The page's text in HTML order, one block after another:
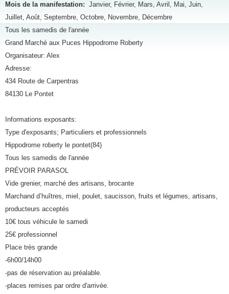
Mois de la manifestation: Janvier, Février, Mars, Avril, Mai, Juin,
Juillet, Août, Septembre, Octobre, Novembre, Décembre
Tous les samedis de l'année
Grand Marché aux Puces Hippodrome Roberty
Organisateur: Alex
Adresse:
434 Route de Carpentras
84130 Le Pontet
Informations exposants:
Type d'exposants; Particuliers et professionnels
Hippodrome roberty le pontet(84)
Tous les samedis de l'année
PRÉVOIR PARASOL
Vide grenier, marché des artisans, brocante
Marchand d’huîtres, miel, poulet, saucisson, fruits et légumes, artisans,
producteurs acceptés
10€ tous véhicule le samedi
25€ professionnel
Place très grande
-6h00/14h00
-pas de réservation au préalable.
-places remises par ordre d'arrivée.